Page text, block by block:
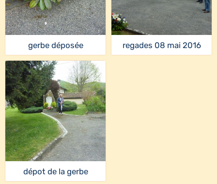
gerbe déposée regades 08 mai 2016
dépot de la gerbe